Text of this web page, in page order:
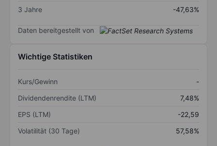
3 Jahre
-47,63%
Daten bereitgestellt von
Wichtige Statistiken
Kurs/Gewinn
-
Dividendenrendite (LTM)
7,48%
EPS (LTM)
-22,59
Volatilität (30 Tage)
57,58%